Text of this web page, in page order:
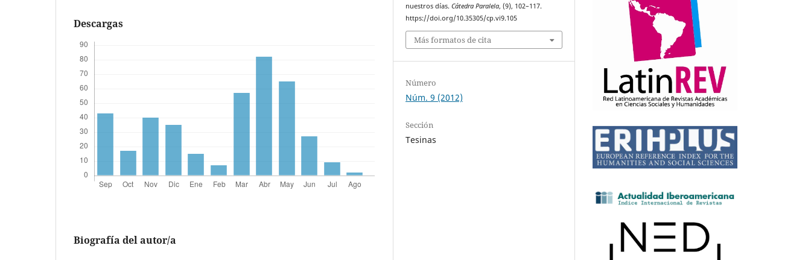
Descargas
Biografía del autor/a
nuestros días.Cátedra Paralela, (9), 102–117.
https://doi.org/10.35305/cp.vi9.105
Más formatos de cita
Número
Núm. 9 (2012)
Sección
Tesinas